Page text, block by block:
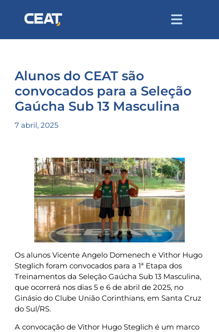
Alunos do CEAT são
convocados para a Seleção
Gaúcha Sub 13 Masculina
7 abril, 2025
Os alunos Vicente Angelo Domenech e Vithor Hugo
Steglich foram convocados para a 1ª Etapa dos
Treinamentos da Seleção Gaúcha Sub 13 Masculina,
que ocorrerá nos dias 5 e 6 de abril de 2025, no
Ginásio do Clube União Corinthians, em Santa Cruz
do Sul/RS.
A convocação de Vithor Hugo Steglich é um marco